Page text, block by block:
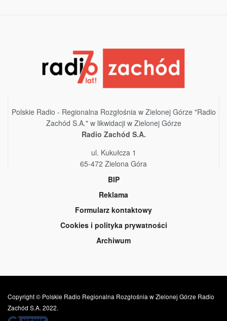
Polskie Radio - Regionalna Rozgłośnia w Zielonej Górze "Radio
Zachód S.A." w likwidacji w Zielonej Górze
Radio Zachód S.A.
ul. Kukułcza 1
65-472 Zielona Góra
BIP
Reklama
Formularz kontaktowy
Cookies i polityka prywatności
Archiwum
Copyright © Polskie Radio Regionalna Rozgłośnia w Zielonej Górze Radio
Zachód S.A. 2022.